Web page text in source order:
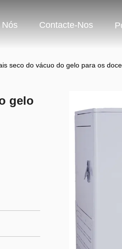
Nós Contacte-Nos
seco do vácuo do gelo para os
gelo